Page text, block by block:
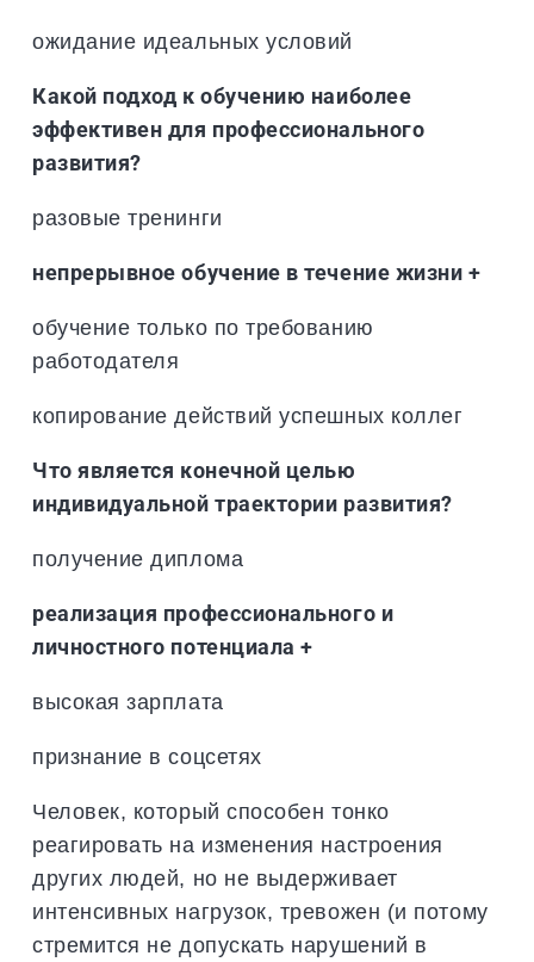
ожидание идеальных условий
Какой подход к обучению наиболее
эффективен для профессионального
развития?
разовые тренинги
непрерывное обучение в течение жизни +
обучение только по требованию
работодателя
копирование действий успешных коллег
Что является конечной целью
индивидуальной траектории развития?
получение диплома
реализация профессионального и
личностного потенциала +
высокая зарплата
признание в соцсетях
Человек, который способен тонко
реагировать на изменения настроения
других людей, но не выдерживает
интенсивных нагрузок, тревожен (и потому
стремится не допускать нарушений в